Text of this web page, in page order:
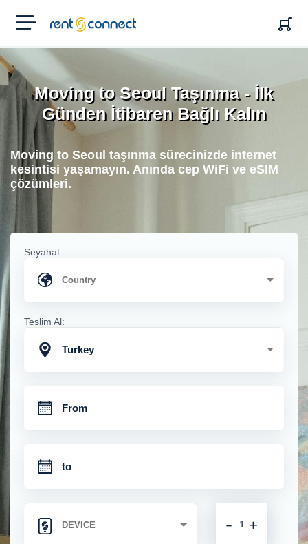
RENT'N
CONNECT
Moving to Seoul Taşınma - İlk
Günden İtibaren Bağlı Kalın
Moving to Seoul taşınma sürecinizde internet
kesintisi yaşamayın. Anında cep WiFi ve eSIM
çözümleri.
Seyahat:
Teslim Al:
Turkey
+
-